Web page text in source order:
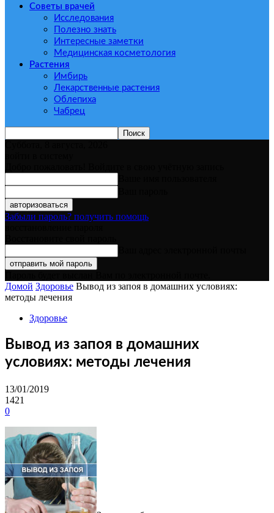
Советы врачей
Исследования
Полезно знать
Интересные заметки
Медицинская косметология
Растения
Имбирь
Лекарственные растения
Облепиха
Чабрец
Забыли пароль? получить помощь
Домой Здоровье Вывод из запоя в домашних условиях:
методы лечения
Здоровье
Вывод из запоя в домашних
условиях: методы лечения
13/01/2019
1421
0